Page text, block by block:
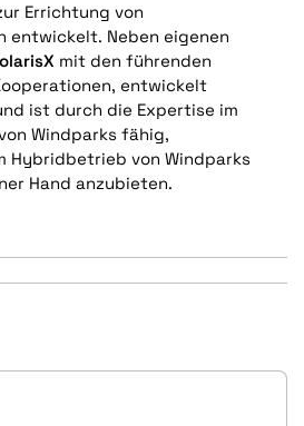
Errichtung von
entwickelt. Neben eigenen
mit den führenden
entwickelt
ist durch die Expertise im
Windparks fähig,
Hybridbetrieb von Windparks
Hand anzubieten.